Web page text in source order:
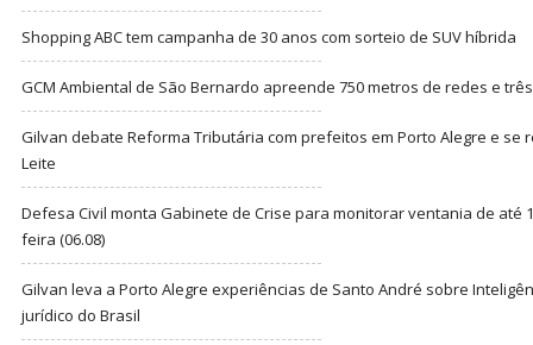
Shopping ABC tem campanha de 30 anos com sorteio de SUV híbrida
GCM Ambiental de São Bernardo apreende 750 metros de redes e
Gilvan debate Reforma Tributária com prefeitos em Porto Alegre e se
Leite
Defesa Civil monta Gabinete de Crise para monitorar ventania de até
feira (06.08)
Gilvan leva a Porto Alegre experiências de Santo André sobre
jurídico do Brasil